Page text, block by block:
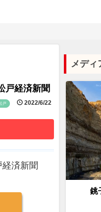
戸経済新聞
戸 2022/6/22
済新聞
メディ
銚